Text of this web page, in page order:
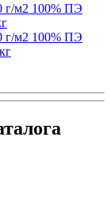
г/м2 100% ПЭ
г/м2 100% ПЭ